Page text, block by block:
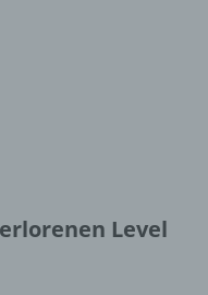
Level